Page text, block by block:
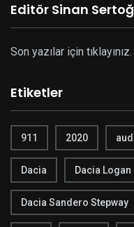
Editör Sinan
Son yazılar için tıklayınız.
Etiketler
911 2020
Dacia Dacia Logan
Dacia Sandero Stepway